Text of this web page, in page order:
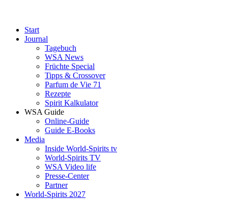
Start
Journal
Tagebuch
WSA News
Früchte Special
Tipps & Crossover
Parfum de Vie 71
Rezepte
Spirit Kalkulator
WSA Guide
Online-Guide
Guide E-Books
Media
Inside World-Spirits tv
World-Spirits TV
WSA Video life
Presse-Center
Partner
World-Spirits 2027